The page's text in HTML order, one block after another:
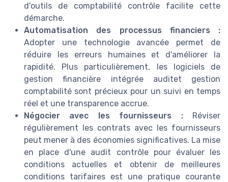
d'outils de comptabilité contrôle facilite cette
démarche.
Automatisation des processus financiers :
Adopter une technologie avancée permet de
réduire les erreurs humaines et d'améliorer la
rapidité. Plus particulièrement, les logiciels de
gestion financière intégrée auditet gestion
comptabilité sont précieux pour un suivi en temps
réel et une transparence accrue.
Négocier avec les fournisseurs :Réviser
régulièrement les contrats avec les fournisseurs
peut mener à des économies significatives. La mise
en place d'une audit contrôle pour évaluer les
conditions actuelles et obtenir de meilleures
conditions tarifaires est une pratique courante